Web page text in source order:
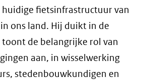
fietsinfrastructuur van
ons land. Hij duikt in de
toont de belangrijke rol van
aan, in wisselwerking
stedenbouwkundigen en